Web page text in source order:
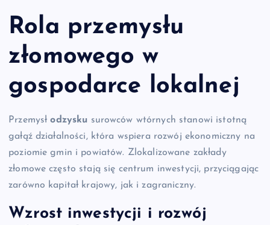
Rola przemysłu
złomowego w
gospodarce lokalnej
Przemysłodzysku surowców wtórnych stanowi istotną
gałąź działalności, która wspiera rozwój ekonomiczny na
poziomie gmin i powiatów. Zlokalizowane zakłady
złomowe często stają się centrum inwestycji, przyciągając
zarówno kapitał krajowy, jak i zagraniczny.
Wzrost inwestycji i rozwój